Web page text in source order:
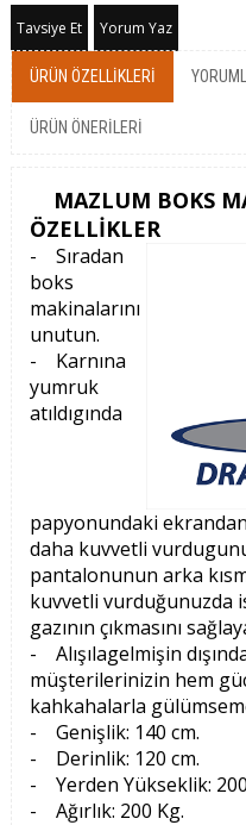
Tavsiye Et Yorum Yaz
ÜRÜN ÖZELLIKLERI
ÜRÜN ÖNERILERI
MAZLUM BOKS
ÖZELLİKLER
- Sıradan
boks
makinalarını
unutun.
- Karnına
yumruk
atıldıgında
papyonundaki
daha kuvvetli
pantalonunun arka
kuvvetli vurduğunuzda
gazının çıkmasını
- Alışılagelmişin
müşterilerinizin hem
kahkahalarla
- Genişlik: 140 cm.
- Derinlik: 120 cm.
- Yerden Yükseklik:
- Ağırlık: 200 Kg.